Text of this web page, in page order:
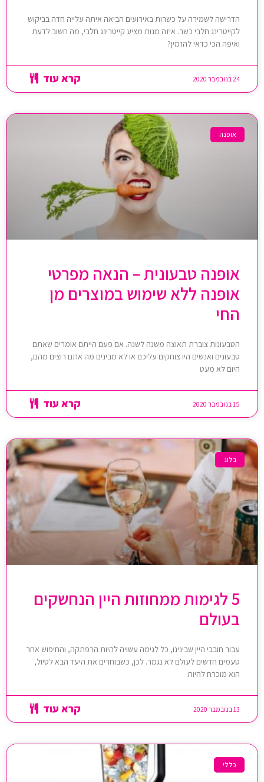
הדרישה לשמירה על כשרות באירועים הביאה איתה עלייה חדה בביקוש
לקייטרינג חלבי כשר. איזה מנות מציע קייטרינג חלבי, מה חשוב לדעת
ואיפה הכי כדאי להזמין?
קרא עוד 24 בנובמבר 2020
אופנה
אופנה טבעונית – הנאה מפרטי
אופנה ללא שימוש במוצרים מן
החי
הטבעונות צוברת תאוצה משנה לשנה. אם פעם הייתם אומרים שאתם
טבעונים ואנשים היו צוחקים עליכם או לא מבינים מה אתם רוצים מהם,
היום לא מעט
קרא עוד 15 בנובמבר 2020
בלוג
5 לגימות ממחוזות היין הנחשקים
בעולם
עבור חובבי היין שבינינו, כל לגימה עשויה להיות הרפתקה, והחיפוש אחר
טעמים חדשים לעולם לא נגמר. לכן, כשבוחרים את היעד הבא לטיול,
הוא מוכרח להיות
קרא עוד 13 בנובמבר 2020
כללי